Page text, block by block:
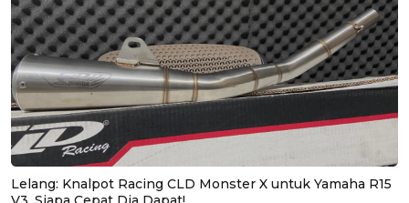
Lelang: Knalpot Racing CLD Monster X untuk Yamaha R15